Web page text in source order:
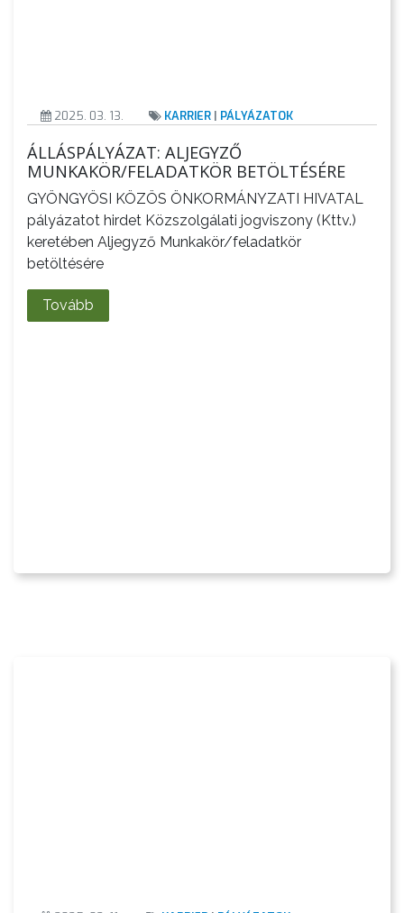
2025. 03. 13. KARRIER | PÁLYÁZATOK
ÁLLÁSPÁLYÁZAT: ALJEGYZŐ
MUNKAKÖR/FELADATKÖR BETÖLTÉSÉRE
GYÖNGYÖSI KÖZÖS ÖNKORMÁNYZATI HIVATAL
pályázatot hirdet Közszolgálati jogviszony (Kttv.)
keretében Aljegyző Munkakör/feladatkör
betöltésére
Tovább